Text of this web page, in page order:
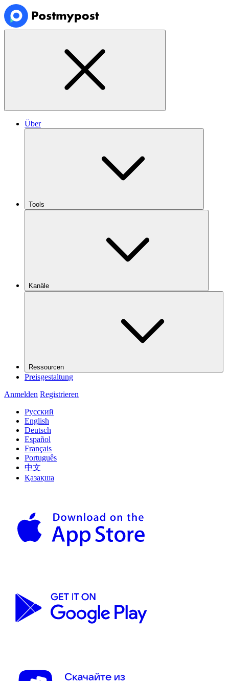
Über
Tools
Kanäle
Ressourcen
Preisgestaltung
Anmelden Registrieren
Русский
English
Deutsch
Español
Français
Português
中文
Қазақша